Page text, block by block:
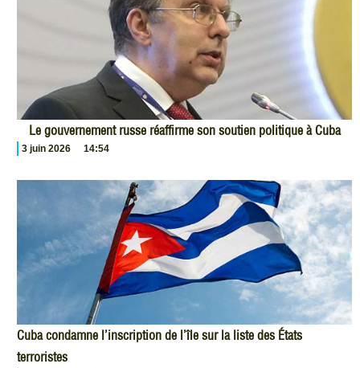
Le gouvernement russe réaffirme son soutien politique à Cuba
3 juin 2026 14:54
Cuba condamne l’inscription de l’île sur la liste des États
terroristes